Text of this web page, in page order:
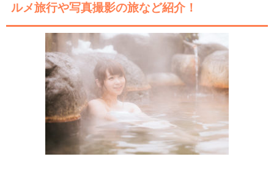
ルメ旅行や写真撮影の旅など紹介！